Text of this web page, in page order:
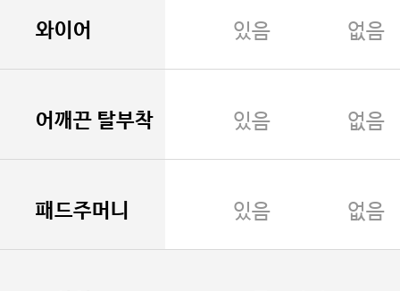
와이어 있음 없음
어깨끈 탈부착 있음 없음
패드주머니 있음 없음